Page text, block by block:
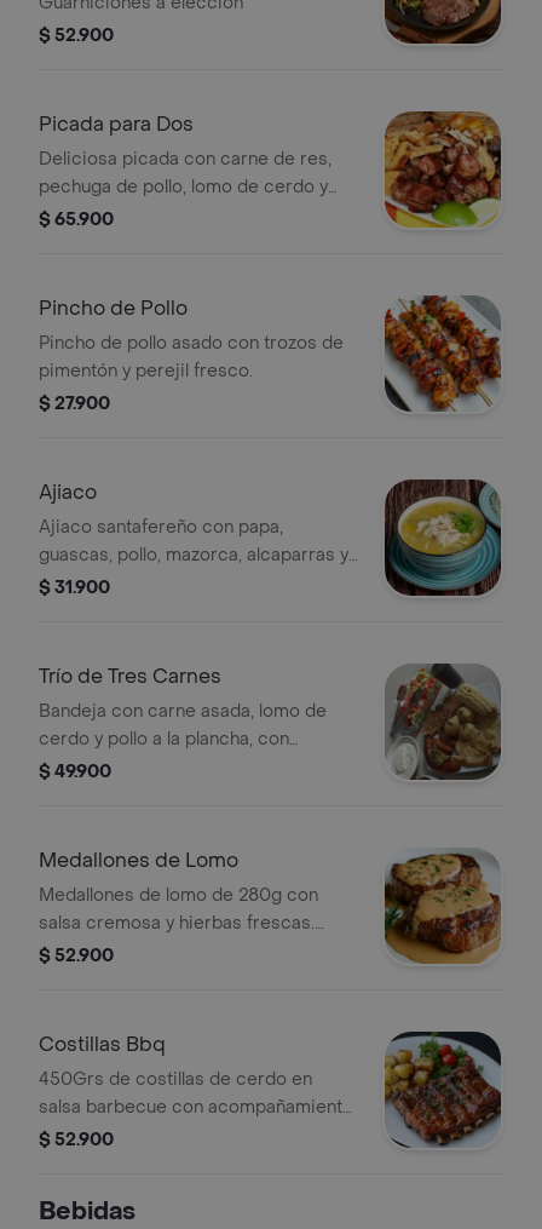
$ 52.900
Picada para Dos
Deliciosa picada con carne de res,
pechuga de pollo, lomo de cerdo y
chicharrones crugientes.
$ 65.900
Pincho de Pollo
Pincho de pollo asado con trozos de
pimentón y perejil fresco.
$ 27.900
Ajiaco
Ajiaco santafereño con papa,
guascas, pollo, mazorca, alcaparras y
crema de leche.
$ 31.900
Trío de Tres Carnes
Bandeja con carne asada, lomo de
cerdo y pollo a la plancha, con
acompañamientos de tu elección.
$ 49.900
Medallones de Lomo
Medallones de lomo de 280g con
salsa cremosa y hierbas frescas.
Incluye acompañamiento.
$ 52.900
Costillas Bbq
450Grs de costillas de cerdo en
salsa barbecue con acompañamiento
y guarnición.
$ 52.900
Bebidas